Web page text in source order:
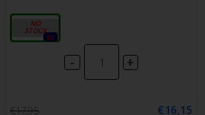
20 ml
0x
- +
€17,95
€16,15